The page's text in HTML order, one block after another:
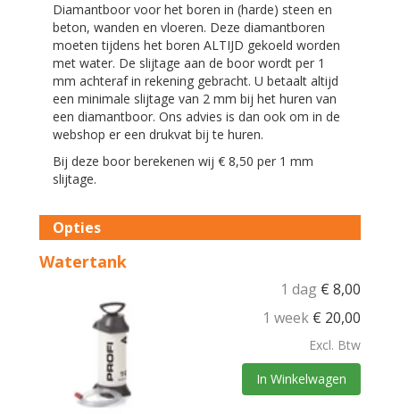
Diamantboor voor het boren in (harde) steen en
beton, wanden en vloeren. Deze diamantboren
moeten tijdens het boren ALTIJD gekoeld worden
met water. De slijtage aan de boor wordt per 1
mm achteraf in rekening gebracht. U betaalt altijd
een minimale slijtage van 2 mm bij het huren van
een diamantboor. Ons advies is dan ook om in de
webshop er een drukvat bij te huren.
Bij deze boor berekenen wij € 8,50 per 1 mm
slijtage.
Opties
Watertank
1 dag € 8,00
1 week € 20,00
Excl. Btw
In Winkelwagen